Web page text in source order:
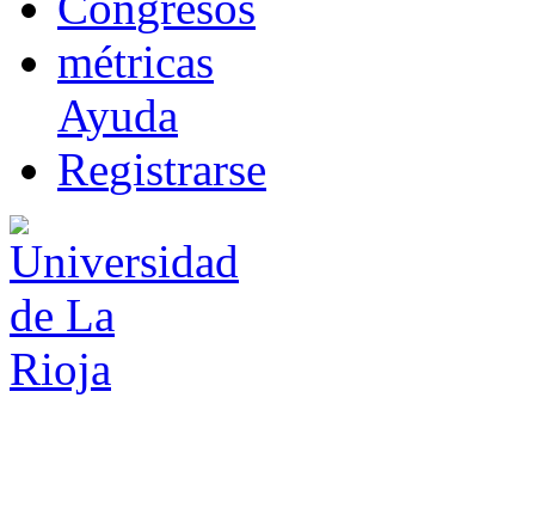
métricas
Ayuda
Registrarse